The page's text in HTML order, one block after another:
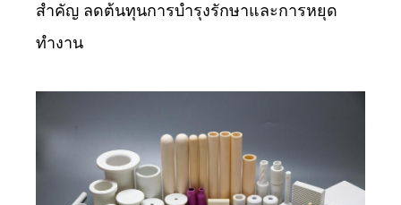
สำคัญ ลดต้นทุนการบำรุงรักษาและการหยุด
ทำงาน